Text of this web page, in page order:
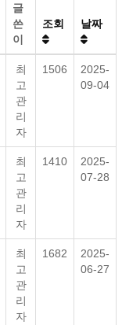
글
쓴
이
조회 날짜
최
고
관
리
자
1506
2025-
09-04
최
고
관
리
자
1410
2025-
07-28
최
고
관
리
자
1682
2025-
06-27